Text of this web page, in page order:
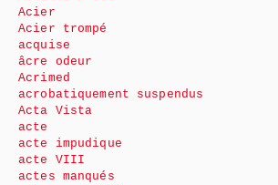
Acier
Acier trompé
acquise
âcre odeur
Acrimed
acrobatiquement suspendus
Acta Vista
acte
acte impudique
acte VIII
actes manqués